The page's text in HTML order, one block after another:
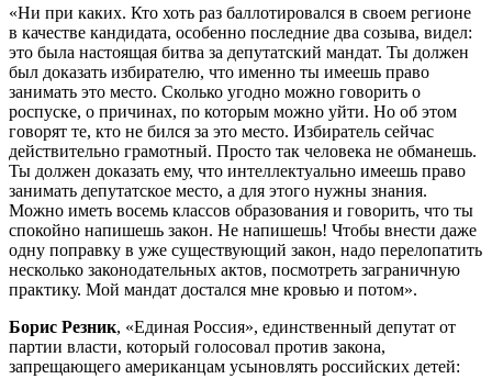
«Ни при каких. Кто хоть раз баллотировался в своем регионе
в качестве кандидата, особенно последние два созыва, видел:
это была настоящая битва за депутатский мандат. Ты должен
был доказать избирателю, что именно ты имеешь право
занимать это место. Сколько угодно можно говорить о
роспуске, о причинах, по которым можно уйти. Но об этом
говорят те, кто не бился за это место. Избиратель сейчас
действительно грамотный. Просто так человека не обманешь.
Ты должен доказать ему, что интеллектуально имеешь право
занимать депутатское место, а для этого нужны знания.
Можно иметь восемь классов образования и говорить, что ты
спокойно напишешь закон. Не напишешь! Чтобы внести даже
одну поправку в уже существующий закон, надо перелопатить
несколько законодательных актов, посмотреть заграничную
практику. Мой мандат достался мне кровью и потом».
Борис Резник, «Единая Россия», единственный депутат от
партии власти, который голосовал против закона,
запрещающего американцам усыновлять российских детей: